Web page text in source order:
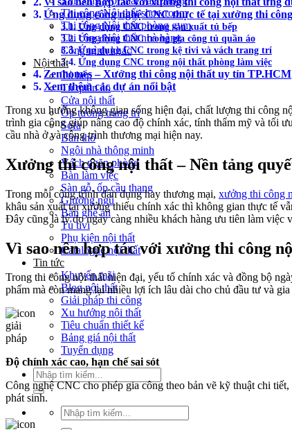
Thi công Nội thất showroom
Thi công Nội thất phòng gym
Thi công Nội thất nhà hàng
Công trình khác
Nội thất
Tủ bếp
Tủ quần áo
Cửa nội thất
Ốp tường trang trí
Sofa
Bàn thờ
Ngôi nhà thông minh
Vách ngăn phòng
Bàn làm việc
Sàn gỗ, ốp cầu thang
Giường ngủ
Bàn ghế ăn
Tủ tivi
Phụ kiện nội thất
Catalogue nội thất
Tin tức
Khuyến mãi
Blog nội thất
Giải pháp thi công
Xu hướng nội thất
Tiêu chuẩn thiết kế
Bảng giá nội thất
Tuyển dụng
Tìm
kiếm:
Tìm
kiếm:
Ứng dụng công nghệ CNC thực tế tại xưởng thi
Ứng dụng CNC trong sản xuất tủ bếp
Ứng dụng CNC trong gia công tủ quần áo
Ứng dụng CNC trong kệ tivi và vách trang trí
Ứng dụng CNC trong nội thất phòng làm việc
Zenhomes – Xưởng thi công nội thất uy tín TP.HCM
Xem thêm các dự án nổi bật
Trong xu hướng không gian sống hiện đại, chất lượng thi công
trình gia công giúp nâng cao độ chính xác, tính thẩm mỹ và tối
cầu nhà ở và công trình thương mại hiện nay.
Xưởng thi công nội thất – Nền tảng
Trong mỗi công trình dân dụng hay thương mại, xưởng thi công
khâu sản xuất tại xưởng thiếu chính xác thì không gian thực tế
Đây cũng là lý do ngày càng nhiều khách hàng ưu tiên làm việc
Vì sao nên hợp tác với xưởng thi công
Trong thi công nội thất hiện đại, yếu tố chính xác và đồng bộ
phẩm mà còn mang lại nhiều lợi ích lâu dài cho chủ đầu tư và gia
Độ chính xác cao, hạn chế sai sót
Công nghệ CNC cho phép gia công theo bản vẽ kỹ thuật chi
phát sinh.